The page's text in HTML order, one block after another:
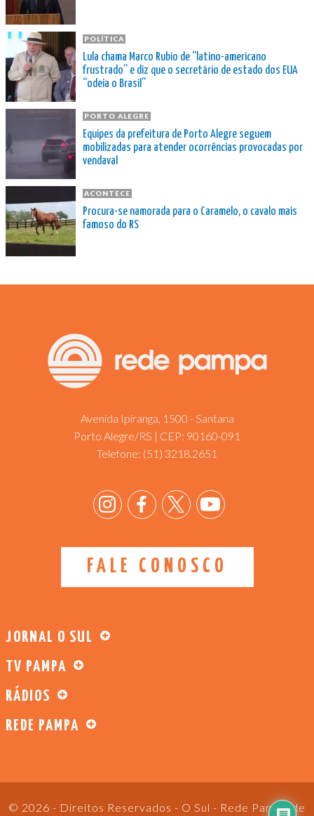
POLÍTICA
Lula chama Marco Rubio de “latino-americano
frustrado” e diz que o secretário de estado dos EUA
“odeia o Brasil”
PORTO ALEGRE
Equipes da prefeitura de Porto Alegre seguem
mobilizadas para atender ocorrências provocadas por
vendaval
ACONTECE
Procura-se namorada para o Caramelo, o cavalo mais
famoso do RS
Avenida Ipiranga, 1500 - Santana
Porto Alegre/RS | CEP: 90160-091
Telefone: (51) 3218.2651
FALE CONOSCO
JORNAL O SUL
TV PAMPA
RÁDIOS
REDE PAMPA
© 2026 - Direitos Reservados - O Sul - Rede Pampa de